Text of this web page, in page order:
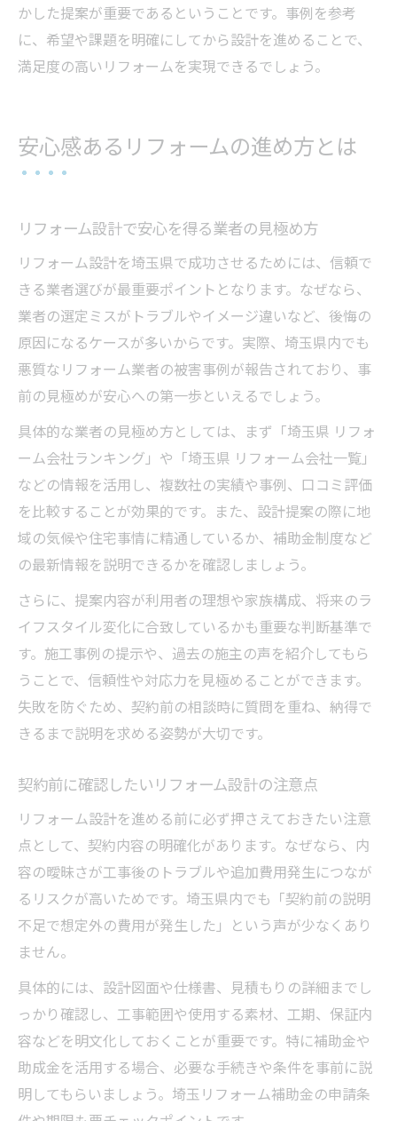
かした提案が重要であるということです。事例を参考
に、希望や課題を明確にしてから設計を進めることで、
満足度の高いリフォームを実現できるでしょう。
安心感あるリフォームの進め方とは
リフォーム設計で安心を得る業者の見極め方
リフォーム設計を埼玉県で成功させるためには、信頼で
きる業者選びが最重要ポイントとなります。なぜなら、
業者の選定ミスがトラブルやイメージ違いなど、後悔の
原因になるケースが多いからです。実際、埼玉県内でも
悪質なリフォーム業者の被害事例が報告されており、事
前の見極めが安心への第一歩といえるでしょう。
具体的な業者の見極め方としては、まず「埼玉県 リフォ
ーム会社ランキング」や「埼玉県 リフォーム会社一覧」
などの情報を活用し、複数社の実績や事例、口コミ評価
を比較することが効果的です。また、設計提案の際に地
域の気候や住宅事情に精通しているか、補助金制度など
の最新情報を説明できるかを確認しましょう。
さらに、提案内容が利用者の理想や家族構成、将来のラ
イフスタイル変化に合致しているかも重要な判断基準で
す。施工事例の提示や、過去の施主の声を紹介してもら
うことで、信頼性や対応力を見極めることができます。
失敗を防ぐため、契約前の相談時に質問を重ね、納得で
きるまで説明を求める姿勢が大切です。
契約前に確認したいリフォーム設計の注意点
リフォーム設計を進める前に必ず押さえておきたい注意
点として、契約内容の明確化があります。なぜなら、内
容の曖昧さが工事後のトラブルや追加費用発生につなが
るリスクが高いためです。埼玉県内でも「契約前の説明
不足で想定外の費用が発生した」という声が少なくあり
ません。
具体的には、設計図面や仕様書、見積もりの詳細までし
っかり確認し、工事範囲や使用する素材、工期、保証内
容などを明文化しておくことが重要です。特に補助金や
助成金を活用する場合、必要な手続きや条件を事前に説
明してもらいましょう。埼玉リフォーム補助金の申請条